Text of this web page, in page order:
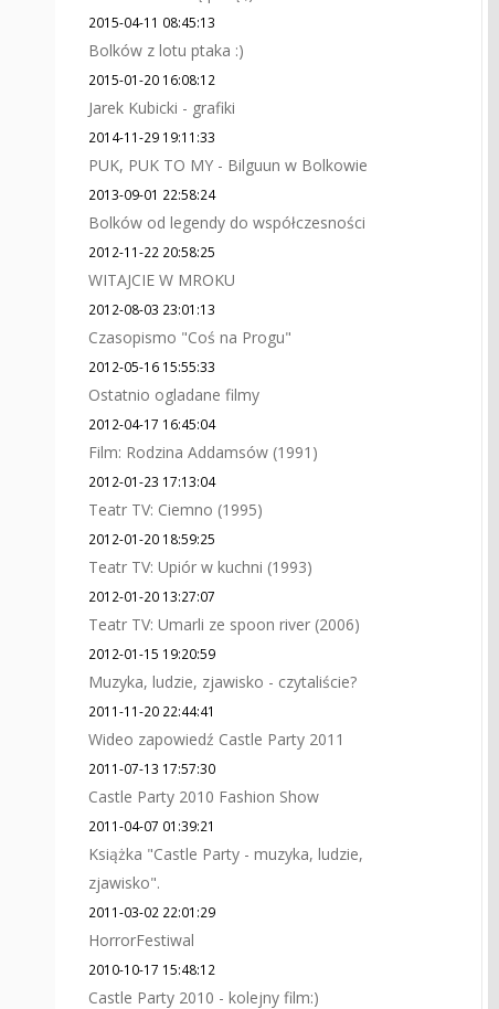
2015-04-11 08:45:13
Bolków z lotu ptaka :)
2015-01-20 16:08:12
Jarek Kubicki - grafiki
2014-11-29 19:11:33
PUK, PUK TO MY - Bilguun w Bolkowie
2013-09-01 22:58:24
Bolków od legendy do współczesności
2012-11-22 20:58:25
WITAJCIE W MROKU
2012-08-03 23:01:13
Czasopismo "Coś na Progu"
2012-05-16 15:55:33
Ostatnio ogladane filmy
2012-04-17 16:45:04
Film: Rodzina Addamsów (1991)
2012-01-23 17:13:04
Teatr TV: Ciemno (1995)
2012-01-20 18:59:25
Teatr TV: Upiór w kuchni (1993)
2012-01-20 13:27:07
Teatr TV: Umarli ze spoon river (2006)
2012-01-15 19:20:59
Muzyka, ludzie, zjawisko - czytaliście?
2011-11-20 22:44:41
Wideo zapowiedź Castle Party 2011
2011-07-13 17:57:30
Castle Party 2010 Fashion Show
2011-04-07 01:39:21
Książka "Castle Party - muzyka, ludzie,
zjawisko".
2011-03-02 22:01:29
HorrorFestiwal
2010-10-17 15:48:12
Castle Party 2010 - kolejny film:)